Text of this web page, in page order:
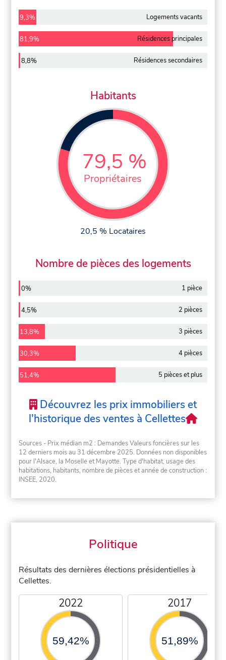
9,3% Logements vacants
81,9% Résidences principales
8,8% Résidences secondaires
Habitants
79,5 %
Propriétaires
20,5 % Locataires
Nombre de pièces des logements
0% 1 pièce
4,5% 2 pièces
13,8% 3 pièces
30,3% 4 pièces
51,4% 5 pièces et plus
Découvrez les prix immobiliers et
l'historique des ventes à Cellettes
Sources - Prix médian m2 : Demandes Valeurs foncières sur les
12 derniers mois au 31 décembre 2025. Données non disponibles
pour l'Alsace, la Moselle et Mayotte. Type d'habitat, usage des
habitations, habitants, nombre de pièces et année de construction :
INSEE, 2020.
Politique
Résultats des dernières élections présidentielles à
Cellettes.
2022
59,42%
2017
51,89%